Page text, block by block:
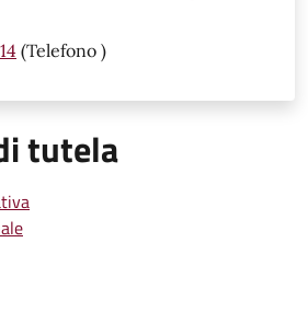
(Telefono )
tutela